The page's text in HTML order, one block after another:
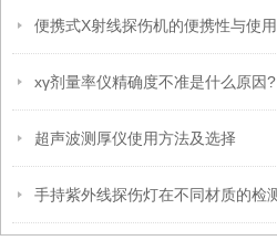
xγ剂量率仪精确度不准是什么原因?
超声波测厚仪使用方法及选择